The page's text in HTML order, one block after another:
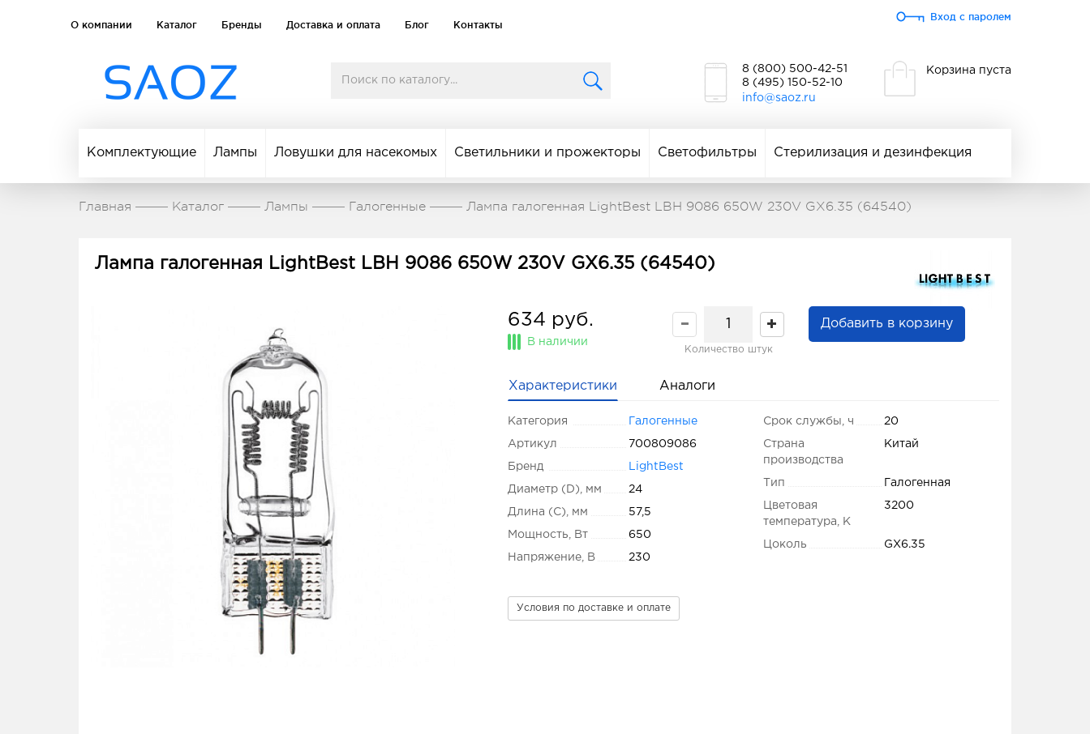
О компании Каталог Бренды Доставка и оплата Блог Контакты
Вход с паролем
8 (800) 500-42-51
8 (495) 150-52-10
info@saoz.ru
Корзина пуста
Комплектующие Лампы Ловушки для насекомых Светильники и прожекторы Светофильтры Стерилизация и дезинфекция
Главная Каталог Лампы Галогенные Лампа галогенная LightBest LBH 9086 650W 230V GX6.35 (64540)
Лампа галогенная LightBest LBH 9086 650W 230V GX6.35 (64540)
634 руб.
В наличии
Количество штук
Добавить в корзину
Характеристики Аналоги
Категория Галогенные
Артикул 700809086
Бренд LightBest
Диаметр (D), мм 24
Длина (C), мм 57,5
Мощность, Вт 650
Напряжение, В 230
Срок службы, ч 20
Страна
производства
Китай
Тип Галогенная
Цветовая
температура, K
3200
Цоколь GX6.35
Условия по доставке и оплате